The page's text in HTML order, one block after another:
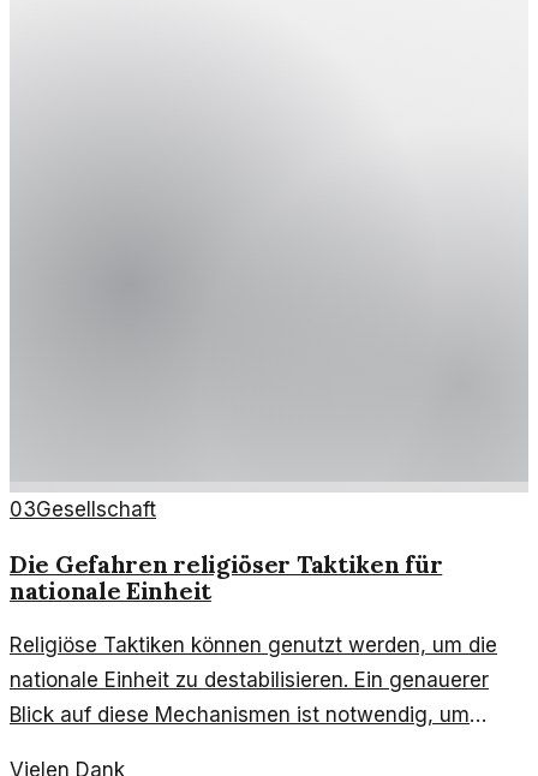
03Gesellschaft
Die Gefahren religiöser Taktiken für
nationale Einheit
Religiöse Taktiken können genutzt werden, um die
nationale Einheit zu destabilisieren. Ein genauerer
Blick auf diese Mechanismen ist notwendig, um
Vielen Dank